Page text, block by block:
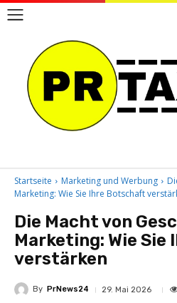
Startseite Marketing und Werbung
Marketing: Wie Sie Ihre Botschaft
Die Macht von
Marketing: Wie
verstärken
By PrNews24 29. Mai 2026